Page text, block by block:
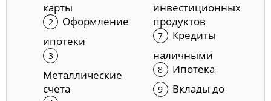
карты
Оформление
ипотеки
Металлические
счета
инвестиционных
продуктов
Кредиты
наличными
Ипотека
Вклады до